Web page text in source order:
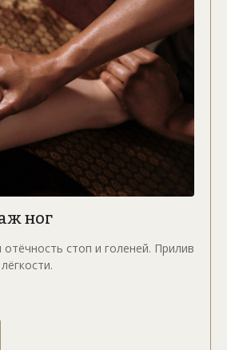
ног
стоп и голеней. Прилив